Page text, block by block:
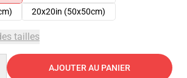
20x20in (50x50cm)
tailles
AJOUTER AU PANIER